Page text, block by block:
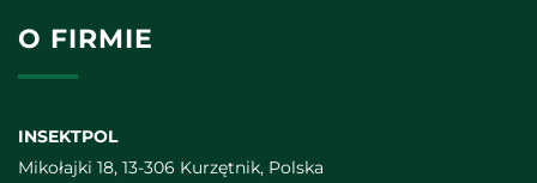
O FIRMIE
INSEKTPOL
Mikołajki 18, 13-306 Kurzętnik, Polska